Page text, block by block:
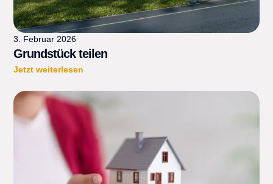
3. Februar 2026
Grundstück teilen
Jetzt weiterlesen